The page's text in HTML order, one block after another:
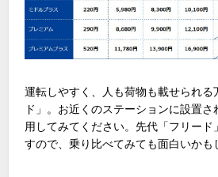
運転しやすく、人も荷物も載せられる
ド」。お近くのステーションに設置さ
用してみてください。先代「フリード
すので、乗り比べてみても面白いかも